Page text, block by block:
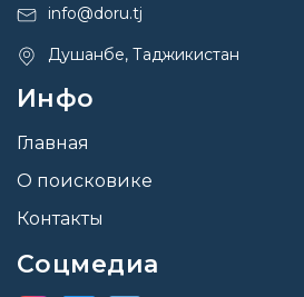
info@doru.tj
Душанбе, Таджикистан
Инфо
Главная
О поисковике
Контакты
Соцмедиа